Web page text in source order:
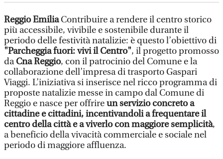
Reggio EmiliaContribuire a rendere il centro storico
più accessibile, vivibile e sostenibile durante il
periodo delle festività natalizie: è questo l’obiettivo di
"Parcheggia fuori: vivi il Centro", il progetto promosso
daCna Reggio, con il patrocinio del Comune e la
collaborazione dell’impresa di trasporto Gaspari
Viaggi. L’iniziativa si inserisce nel ricco programma di
proposte natalizie messe in campo dal Comune di
Reggio e nasce per offrireun servizio concreto a
cittadine e cittadini, incentivandoli a frequentare il
centro della città e a viverlo con maggiore semplicità,
a beneficio della vivacità commerciale e sociale nel
periodo di maggiore affluenza.